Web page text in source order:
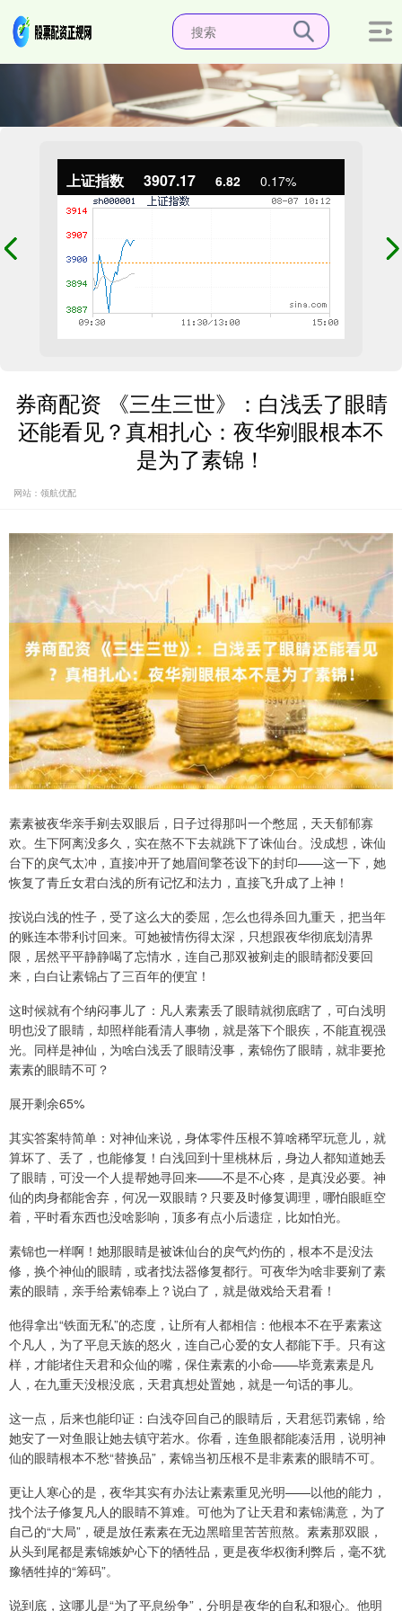
上证指数 3907.17 6.82 0.17%
券商配资 《三生三世》：白浅丢了眼睛
还能看见？真相扎心：夜华剜眼根本不
是为了素锦！
网站：领航优配
素素被夜华亲手剜去双眼后，日子过得那叫一个憋屈，天天郁郁寡
欢。生下阿离没多久，实在熬不下去就跳下了诛仙台。没成想，诛仙
台下的戾气太冲，直接冲开了她眉间擎苍设下的封印——这一下，她
恢复了青丘女君白浅的所有记忆和法力，直接飞升成了上神！
按说白浅的性子，受了这么大的委屈，怎么也得杀回九重天，把当年
的账连本带利讨回来。可她被情伤得太深，只想跟夜华彻底划清界
限，居然平平静静喝了忘情水，连自己那双被剜走的眼睛都没要回
来，白白让素锦占了三百年的便宜！
这时候就有个纳闷事儿了：凡人素素丢了眼睛就彻底瞎了，可白浅明
明也没了眼睛，却照样能看清人事物，就是落下个眼疾，不能直视强
光。同样是神仙，为啥白浅丢了眼睛没事，素锦伤了眼睛，就非要抢
素素的眼睛不可？
展开剩余65%
其实答案特简单：对神仙来说，身体零件压根不算啥稀罕玩意儿，就
算坏了、丢了，也能修复！白浅回到十里桃林后，身边人都知道她丢
了眼睛，可没一个人提帮她寻回来——不是不心疼，是真没必要。神
仙的肉身都能舍弃，何况一双眼睛？只要及时修复调理，哪怕眼眶空
着，平时看东西也没啥影响，顶多有点小后遗症，比如怕光。
素锦也一样啊！她那眼睛是被诛仙台的戾气灼伤的，根本不是没法
修，换个神仙的眼睛，或者找法器修复都行。可夜华为啥非要剜了素
素的眼睛，亲手给素锦奉上？说白了，就是做戏给天君看！
他得拿出“铁面无私”的态度，让所有人都相信：他根本不在乎素素这
个凡人，为了平息天族的怒火，连自己心爱的女人都能下手。只有这
样，才能堵住天君和众仙的嘴，保住素素的小命——毕竟素素是凡
人，在九重天没根没底，天君真想处置她，就是一句话的事儿。
这一点，后来也能印证：白浅夺回自己的眼睛后，天君惩罚素锦，给
她安了一对鱼眼让她去镇守若水。你看，连鱼眼都能凑活用，说明神
仙的眼睛根本不愁“替换品”，素锦当初压根不是非素素的眼睛不可。
更让人寒心的是，夜华其实有办法让素素重见光明——以他的能力，
找个法子修复凡人的眼睛不算难。可他为了让天君和素锦满意，为了
自己的“大局”，硬是放任素素在无边黑暗里苦苦煎熬。素素那双眼，
从头到尾都是素锦嫉妒心下的牺牲品，更是夜华权衡利弊后，毫不犹
豫牺牲掉的“筹码”。
说到底，这哪儿是“为了平息纷争”，分明是夜华的自私和狠心。他明